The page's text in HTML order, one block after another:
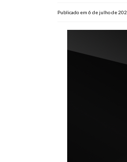
Publicado em 6 de julho de